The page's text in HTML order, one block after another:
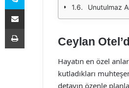
Unutulmaz
Ceylan
Hayatın en özel
kutladıkları
detayın özenle
E-Posta ile paylaş